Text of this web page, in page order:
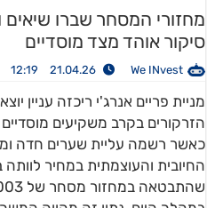
מחזורי המסחר שברו
סיקור אוהד מצד מוסדיים
We INvest
21.04.26 12:19
מניית פריים אנרג'י ריכזה עניין
הזרקורים בקרב משקיעים
החיובית והעוצמתית במחיר